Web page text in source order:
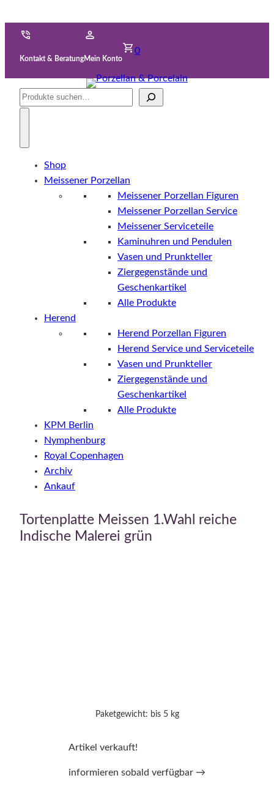
Kontakt & BeratungMein Konto
0
Suche
Shop
Meissener Porzellan
Meissener Porzellan Figuren
Meissener Porzellan Service
Meissener Serviceteile
Kaminuhren und Pendulen
Vasen und Prunkteller
Ziergegenstände und
Geschenkartikel
Alle Produkte
Herend
Herend Porzellan Figuren
Herend Service und Serviceteile
Vasen und Prunkteller
Ziergegenstände und
Geschenkartikel
Alle Produkte
KPM Berlin
Nymphenburg
Royal Copenhagen
Archiv
Ankauf
Tortenplatte Meissen 1.Wahl reiche
Indische Malerei grün
Paketgewicht: bis 5 kg
Artikel verkauft!
informieren sobald verfügbar →